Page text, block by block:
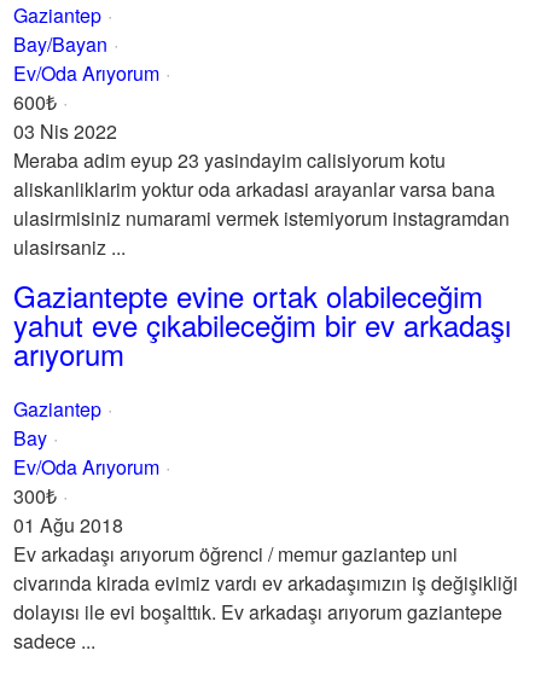
Gaziantep
Bay/Bayan
Ev/Oda Arıyorum
600₺
03 Nis 2022
Meraba adim eyup 23 yasindayim calisiyorum kotu
aliskanliklarim yoktur oda arkadasi arayanlar varsa bana
ulasirmisiniz numarami vermek istemiyorum instagramdan
ulasirsaniz ...
Gaziantepte evine ortak olabileceğim
yahut eve çıkabileceğim bir ev arkadaşı
arıyorum
Gaziantep
Bay
Ev/Oda Arıyorum
300₺
01 Ağu 2018
Ev arkadaşı arıyorum öğrenci / memur gaziantep uni
civarında kirada evimiz vardı ev arkadaşımızın iş değişikliği
dolayısı ile evi boşalttık. Ev arkadaşı arıyorum gaziantepe
sadece ...